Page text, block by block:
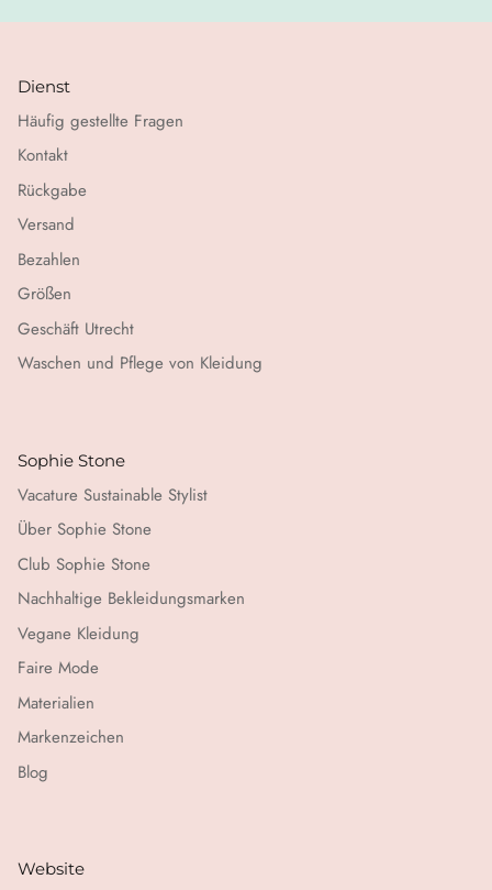
Dienst
Häufig gestellte Fragen
Kontakt
Rückgabe
Versand
Bezahlen
Größen
Geschäft Utrecht
Waschen und Pflege von Kleidung
Sophie Stone
Vacature Sustainable Stylist
Über Sophie Stone
Club Sophie Stone
Nachhaltige Bekleidungsmarken
Vegane Kleidung
Faire Mode
Materialien
Markenzeichen
Blog
Website